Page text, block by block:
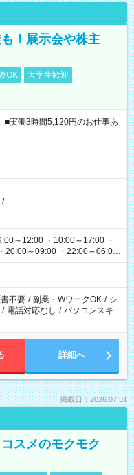
！展示会や株主
OK
大学生歓迎
働3時間5,120円のお仕事あ
/ …
～12:00 ・10:00～17:00 ・
20:00～09:00 ・22:00～06:00
不要 / 副業・WワークOK / シ
/ 電話対応なし / パソコンスキ
詳細へ
掲載日：2026.07.31
スメのモクモク